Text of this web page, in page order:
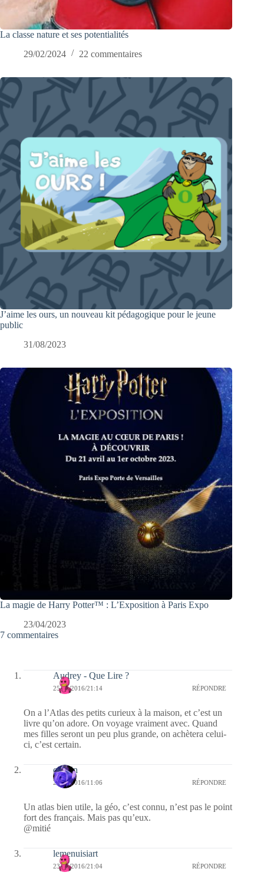
La classe nature et ses potentialités
29/02/2024
22 commentaires
J’aime les ours, un nouveau kit pédagogique pour le jeune
public
31/08/2023
La magie de Harry Potter™ : L’Exposition à Paris Expo
23/04/2023
7 commentaires
Audrey - Que Lire ?
25/11/2016/21:14 RÉPONDRE
On a l’Atlas des petits curieux à la maison, et c’est un
livre qu’on adore. On voyage vraiment avec. Quand
mes filles seront un peu plus grande, on achètera celui-
ci, c’est certain.
cauvin
24/11/2016/11:06 RÉPONDRE
Un atlas bien utile, la géo, c’est connu, n’est pas le point
fort des français. Mais pas qu’eux.
@mitié
lemenuisiart
23/11/2016/21:04 RÉPONDRE